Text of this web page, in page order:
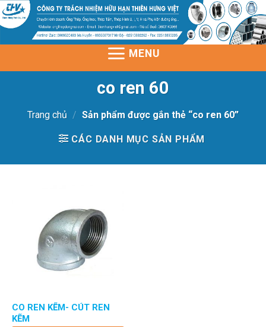
Skip
to
MENU
co ren 60
Trang chủ / Sản phẩm được gắn thẻ “co ren 60”
CÁC DANH MỤC SẢN PHẨM
CO REN KẼM- CÚT REN
KẼM